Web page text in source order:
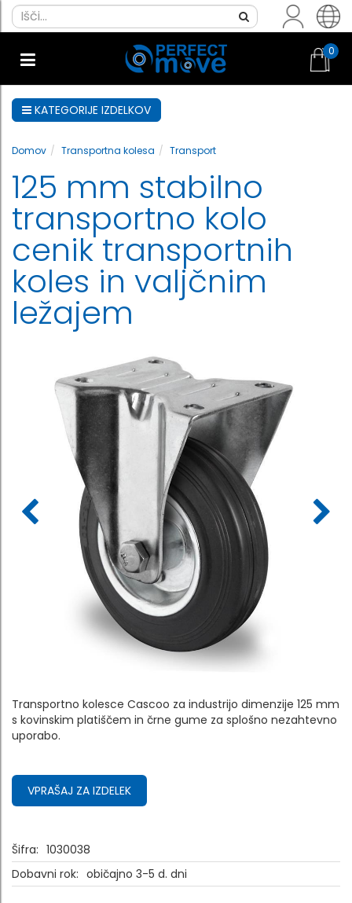
0
KATEGORIJE IZDELKOV
Domov Transportna kolesa Transport
125 mm stabilno
transportno kolo
cenik transportnih
koles in valjčnim
ležajem
Transportno kolesce Cascoo za industrijo dimenzije 125 mm
s kovinskim platiščem in črne gume za splošno nezahtevno
uporabo.
VPRAŠAJ ZA IZDELEK
Šifra: 1030038
Dobavni rok: običajno 3-5 d. dni